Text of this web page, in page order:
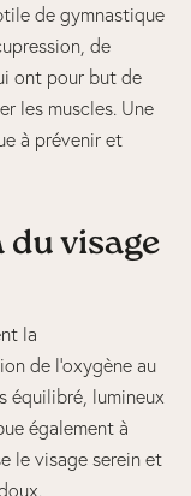
de gymnastique
de
ont pour but de
les muscles. Une
à prévenir et
du visage
la
de l’oxygène au
équilibré, lumineux
également à
le visage serein et